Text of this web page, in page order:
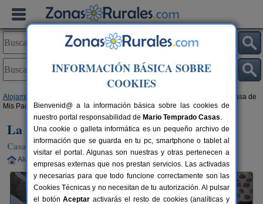
Alojamientos
> La Casa de
Mis Padres
La Casa de Mis Padres
Casa Rural en Temisas / Agüimes (Gran Canaria)
Alquiler completo 40 km de Las Palmas
INFORMACIÓN BÁSICA SOBRE
COOKIES
Bienvenid@ a la información básica sobre las cookies de
nuestro portal responsabilidad de Mario Temprado Casas.
Una cookie o galleta informática es un pequeño archivo de
información que se guarda en tu pc, smartphone o tablet al
visitar el portal. Algunas son nuestras y otras pertenecen a
empresas externas que nos prestan servicios. Las activadas
y necesarias para que todo funcione correctamente son las
Cookies Técnicas y no necesitan de tu autorización. Al pulsar
el botónAceptar activarás el resto de cookies (analíticas y